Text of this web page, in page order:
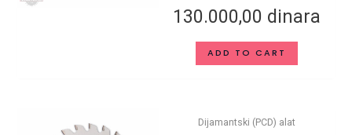
130.000,00 dinara
ADD TO CART
Dijamantski (PCD) alat